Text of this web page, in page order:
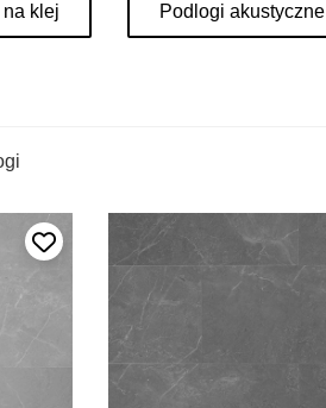
klej Podlogi akustyczne
Dodaj do ulubionych